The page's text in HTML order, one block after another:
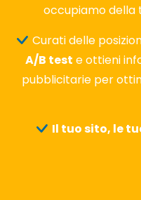
occupiamo della
Curati delle
A/B test e ottieni
pubblicitarie per
Il tuo sito, le